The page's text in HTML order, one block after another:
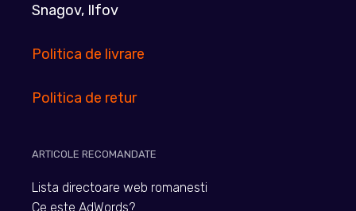
Snagov, Ilfov
Politica de livrare
Politica de retur
ARTICOLE RECOMANDATE
Lista directoare web romanesti
Ce este AdWords?